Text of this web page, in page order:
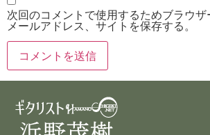
次回のコメントで使用するためブラウザ
メールアドレス、サイトを保存する。